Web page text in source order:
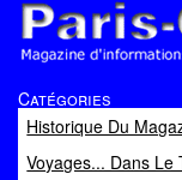
Magazine
Catégories
Historique Du
Voyages... Dans Le